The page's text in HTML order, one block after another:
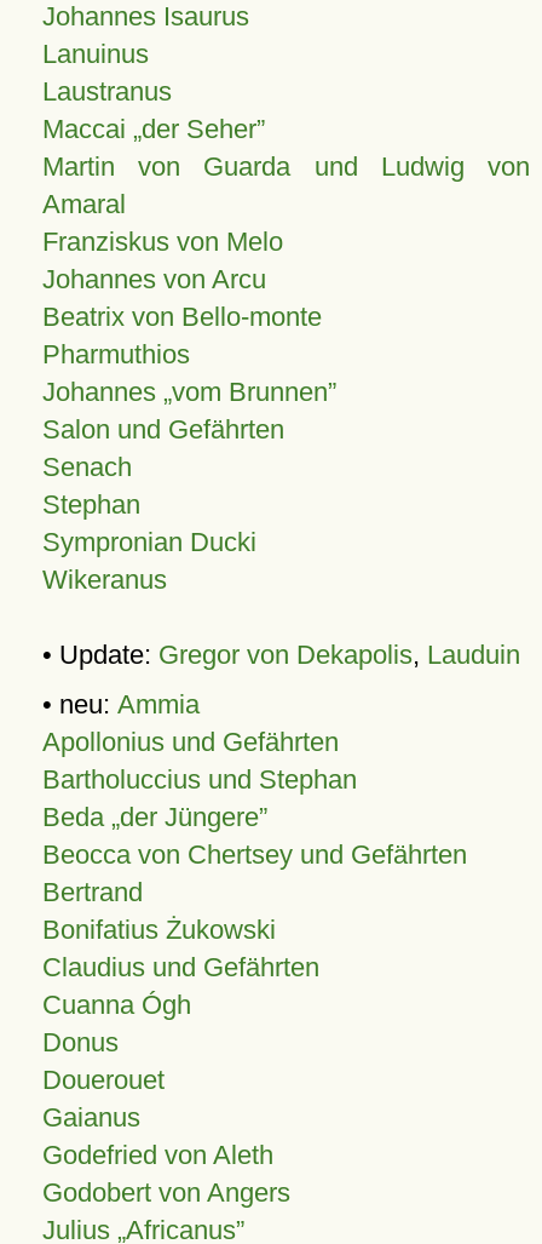
Johannes Isaurus
Lanuinus
Laustranus
Maccai „der Seher”
Martin von Guarda und Ludwig von
Amaral
Franziskus von Melo
Johannes von Arcu
Beatrix von Bello-monte
Pharmuthios
Johannes vom Brunnen
Salon und Gefährten
Senach
Stephan
Sympronian Ducki
Wikeranus
• Update: Gregor von Dekapolis, Lauduin
• neu: Ammia
Apollonius und Gefährten
Bartholuccius und Stephan
Beda „der Jüngere”
Beocca von Chertsey und Gefährten
Bertrand
Bonifatius Żukowski
Claudius und Gefährten
Cuanna Ógh
Donus
Douerouet
Gaianus
Godefried von Aleth
Godobert von Angers
Julius Africanus